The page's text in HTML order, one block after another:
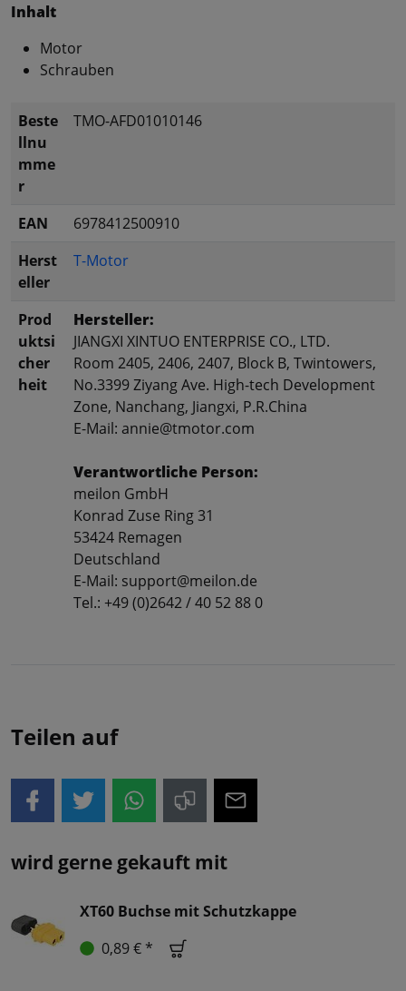
Inhalt
Motor
Schrauben
Beste
llnu
mme
r
TMO-AFD01010146
EAN
6978412500910
Herst
eller
T-Motor
Prod
uktsi
cher
heit
Hersteller:
JIANGXI XINTUO ENTERPRISE CO., LTD.
Room 2405, 2406, 2407, Block B, Twintowers,
No.3399 Ziyang Ave. High-tech Development
Zone, Nanchang, Jiangxi, P.R.China
E-Mail: annie@tmotor.com
Verantwortliche Person:
meilon GmbH
Konrad Zuse Ring 31
53424 Remagen
Deutschland
E-Mail: support@meilon.de
Tel.: +49 (0)2642 / 40 52 88 0
Teilen auf
wird gerne gekauft mit
XT60 Buchse mit Schutzkappe
0,89 € *